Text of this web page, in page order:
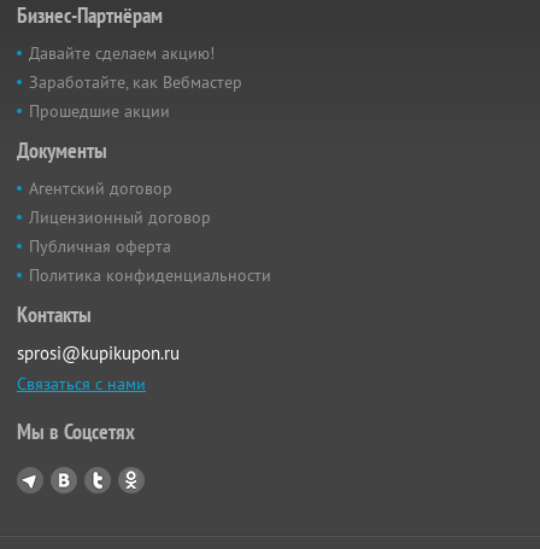
Бизнес-Партнёрам
Давайте сделаем акцию!
Заработайте, как Вебмастер
Прошедшие акции
Документы
Агентский договор
Лицензионный договор
Публичная оферта
Политика конфиденциальности
Контакты
sprosi@kupikupon.ru
Связаться с нами
Мы в Соцсетях